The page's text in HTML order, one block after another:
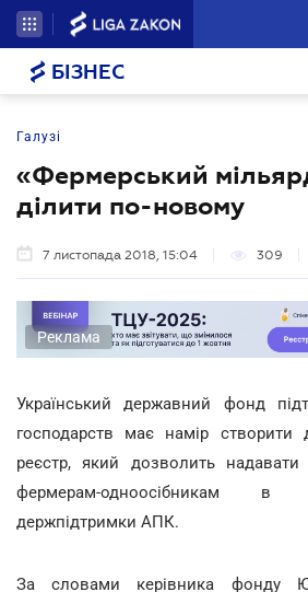
БІЗНЕС
Галузі
«Фермерський
ділити по-новому
7 листопада 2018, 15:04 309
Реклама
Український державний фонд
господарств має намір створити
реєстр, який дозволить
фермерам-одноосібникам в
держпідтримки АПК.
За словами керівника фонду